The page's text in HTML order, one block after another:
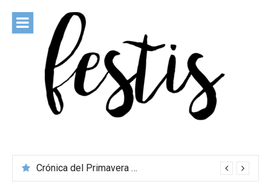
contenido
Crónica del Primavera Sound Porto 2026